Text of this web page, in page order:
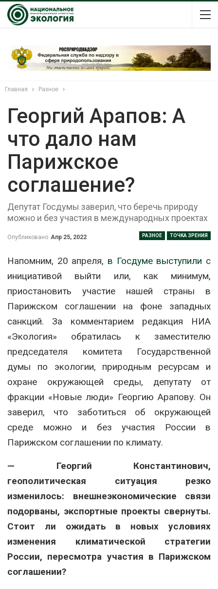
Главная Разное
Георгий Арапов: А
что дало нам
Парижское
соглашение?
Депутат Госдумы заверил, что беречь природу
можно и без участия в международных проектах
РАЗНОЕ ТОЧКА ЗРЕНИЯ
Опубликовано Апр 25, 2022
Напомним, 20 апреля, в Госдуме выступили с
инициативой выйти или, как минимум,
приостановить участие нашей страны в
Парижском соглашении на фоне западных
санкций. За комментарием редакция НИА
«Экология» обратилась к заместителю
председателя комитета Государственной
думы по экологии, природным ресурсам и
охране окружающей среды, депутату от
фракции «Новые люди» Георгию Арапову. Он
заверил, что заботиться об окружающей
среде можно и без участия России в
Парижском соглашении по климату.
— Георгий Константинович,
геополитическая ситуация резко
изменилось: внешнеэкономические связи
подорваны, экспортные проекты свернуты.
Стоит ли ожидать в новых условиях
изменения климатической стратегии
России, пересмотра участия в Парижском
соглашении?